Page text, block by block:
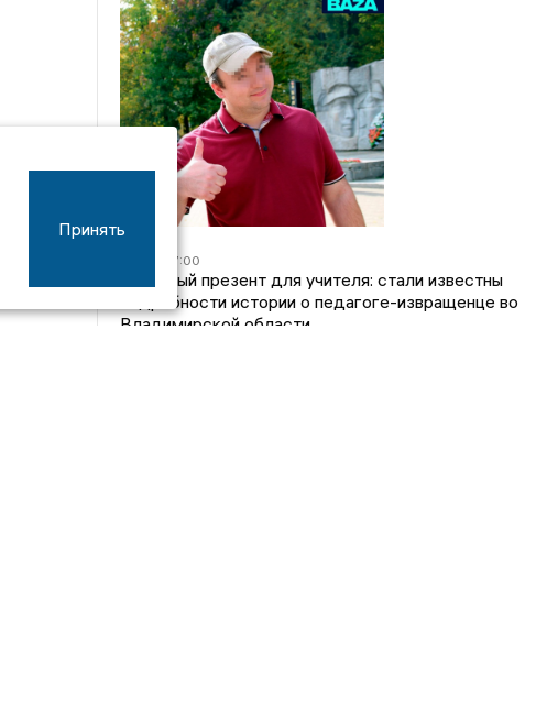
17:00
Странный презент для учителя: стали известны
подробности истории о педагоге-извращенце во
Владимирской области
Принять